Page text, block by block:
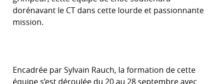
dorénavant le CT dans cette lourde et passionnante
mission.
Encadrée par Sylvain Rauch, la formation de cette
équipe s’est déroulée du 20 au 28 septembre avec